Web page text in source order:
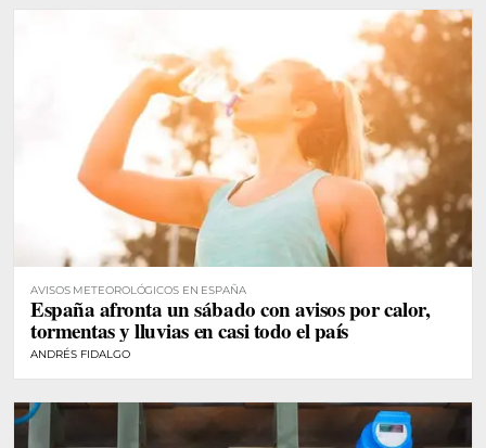
AVISOS METEOROLÓGICOS EN ESPAÑA
España afronta un sábado con avisos por calor,
tormentas y lluvias en casi todo el país
ANDRÉS FIDALGO